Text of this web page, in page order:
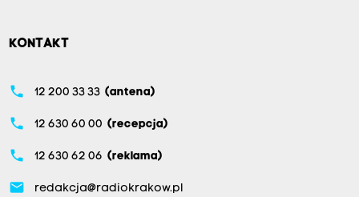
KONTAKT
phone 12 200 33 33 (antena)
phone 12 630 60 00 (recepcja)
phone 12 630 62 06 (reklama)
email redakcja@radiokrakow.pl